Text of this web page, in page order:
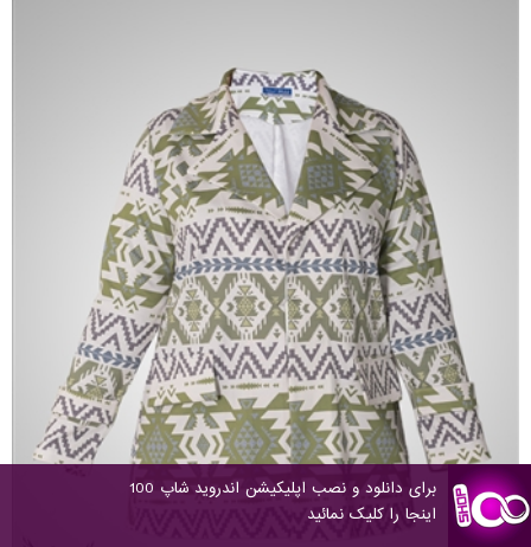
برای دانلود و نصب اپلیکیشن اندروید شاپ 100
اینجا را کلیک نمائید